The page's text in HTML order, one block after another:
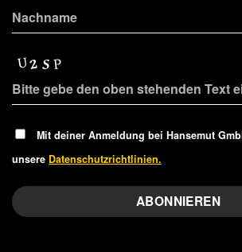
Mit deiner Anmeldung bei Hansemut
unsere Datenschutzrichtlinien.